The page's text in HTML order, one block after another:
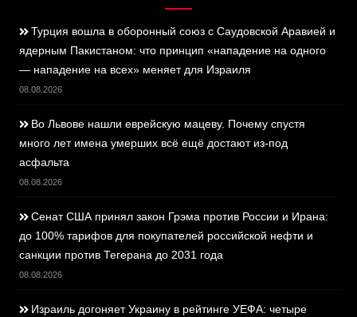
Турция вошла в оборонный союз с Саудовской Аравией и
ядерным Пакистаном: что принцип «нападение на одного
— нападение на всех» меняет для Израиля
08.08.2026
Во Львове нашли еврейскую мацеву. Почему спустя
много лет имена умерших всё ещё достают из-под
асфальта
08.08.2026
Сенат США принял закон Грэма против России и Ирана:
до 100% тарифов для покупателей российской нефти и
санкции против Тегерана до 2031 года
08.08.2026
Израиль догоняет Украину в рейтинге УЕФА: четыре